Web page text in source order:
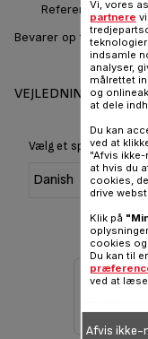
Reference :
Bevarer op til 2 gange
VEJLEDNINGER OG
Vælg et sprog for at
Vi, vores
partnere
indsamle
analyser,
målrettet
og
at dele
Du kan
ved at
"Afvis
at hvis du
cookies,
drive
Klik på
cookies og
Du kan til
ved at
Afvis ikke-